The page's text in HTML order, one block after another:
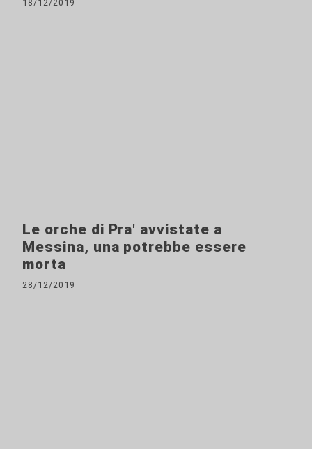
18/12/2019
Le orche di Pra' avvistate a
Messina, una potrebbe essere
morta
28/12/2019